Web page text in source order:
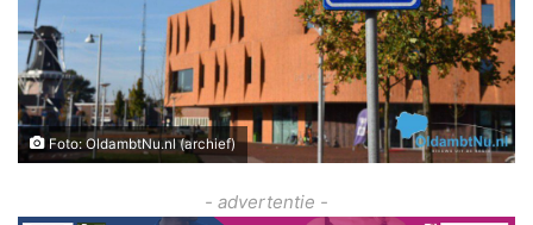
Foto: OldambtNu.nl (archief)
- advertentie -